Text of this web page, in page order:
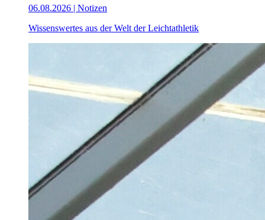
06.08.2026 | Notizen
Wissenswertes aus der Welt der Leichtathletik